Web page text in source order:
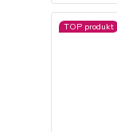
TOP produkt